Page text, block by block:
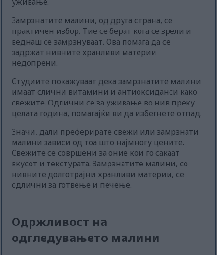
Замрзнатите малини, од друга страна, се
практичен избор. Тие се берат кога се зрели и
веднаш се замрзнуваат. Ова помага да се
задржат нивните хранливи материи
недопрени.
Студиите покажуваат дека замрзнатите малини
имаат слични витамини и антиоксиданси како
свежите. Одлични се за уживање во нив преку
целата година, помагајќи ви да избегнете отпад.
Значи, дали преферирате свежи или замрзнати
малини зависи од тоа што најмногу цените.
Свежите се совршени за оние кои го сакаат
вкусот и текстурата. Замрзнатите малини, со
нивните долготрајни хранливи материи, се
одлични за готвење и печење.
Одржливост на
одгледувањето малини